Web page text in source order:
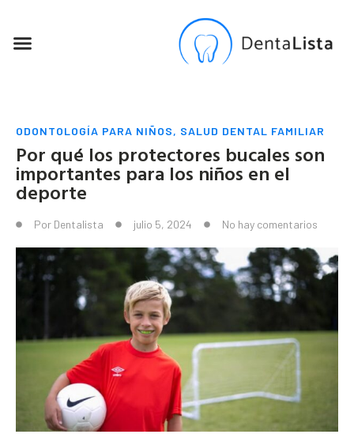
ODONTOLOGÍA PARA NIÑOS, SALUD DENTAL FAMILIAR
Por qué los protectores bucales son
importantes para los niños en el
deporte
Por Dentalista julio 5, 2024 No hay comentarios